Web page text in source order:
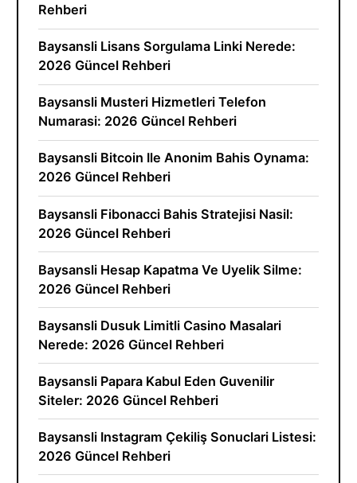
Rehberi
Baysansli Lisans Sorgulama Linki Nerede:
2026 Güncel Rehberi
Baysansli Musteri Hizmetleri Telefon
Numarasi: 2026 Güncel Rehberi
Baysansli Bitcoin Ile Anonim Bahis Oynama:
2026 Güncel Rehberi
Baysansli Fibonacci Bahis Stratejisi Nasil:
2026 Güncel Rehberi
Baysansli Hesap Kapatma Ve Uyelik Silme:
2026 Güncel Rehberi
Baysansli Dusuk Limitli Casino Masalari
Nerede: 2026 Güncel Rehberi
Baysansli Papara Kabul Eden Guvenilir
Siteler: 2026 Güncel Rehberi
Baysansli Instagram Çekiliş Sonuclari Listesi:
2026 Güncel Rehberi